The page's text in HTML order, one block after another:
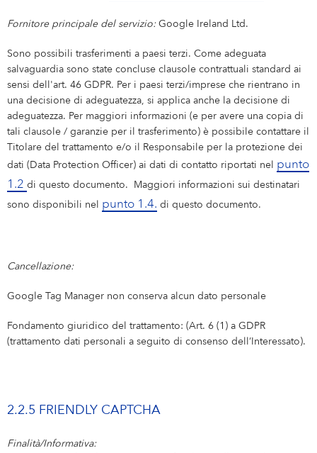
Fornitore principale del servizio:Google Ireland Ltd.
Sono possibili trasferimenti a paesi terzi. Come adeguata
salvaguardia sono state concluse clausole contrattuali standard ai
sensi dell'art. 46 GDPR. Per i paesi terzi/imprese che rientrano in
una decisione di adeguatezza, si applica anche la decisione di
adeguatezza. Per maggiori informazioni (e per avere una copia di
tali clausole / garanzie per il trasferimento) è possibile contattare il
Titolare del trattamento e/o il Responsabile per la protezione dei
dati (Data Protection Officer) ai dati di contatto riportati nel punto
1.2di questo documento. Maggiori informazioni sui destinatari
sono disponibili nel punto 1.4. di questo documento.
Cancellazione:
Google Tag Manager non conserva alcun dato personale
Fondamento giuridico del trattamento: (Art. 6 (1) a GDPR
(trattamento dati personali a seguito di consenso dell’Interessato).
2.2.5 FRIENDLY CAPTCHA
Finalità/Informativa: